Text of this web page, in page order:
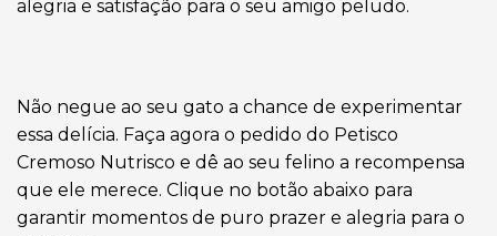
alegria e satisfação para o seu amigo peludo.
Não negue ao seu gato a chance de experimentar
essa delícia. Faça agora o pedido do Petisco
Cremoso Nutrisco e dê ao seu felino a recompensa
que ele merece. Clique no botão abaixo para
garantir momentos de puro prazer e alegria para o